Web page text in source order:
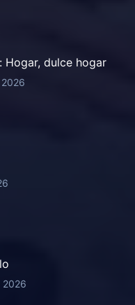
Hogar, dulce hogar
2026
2026